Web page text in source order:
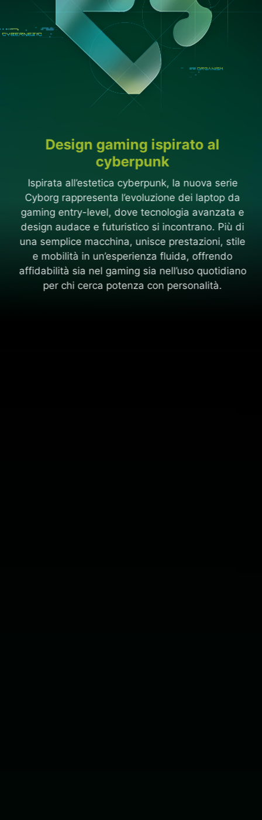
Design gaming ispirato al
cyberpunk
Ispirata all’estetica cyberpunk, la nuova serie
Cyborg rappresenta l’evoluzione dei laptop da
gaming entry-level, dove tecnologia avanzata e
design audace e futuristico si incontrano. Più di
una semplice macchina, unisce prestazioni, stile
e mobilità in un’esperienza fluida, offrendo
affidabilità sia nel gaming sia nell’uso quotidiano
per chi cerca potenza con personalità.